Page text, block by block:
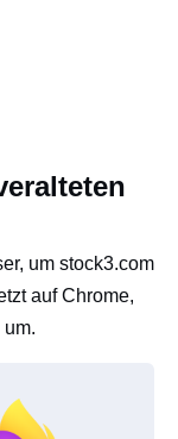
um stock3.com
auf Chrome,